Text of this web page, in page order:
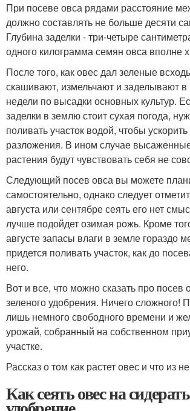
При посеве овса рядами расстояние
должно составлять не больше десяти
Глубина заделки - три-четыре
одного килограмма семян овса вполне
После того, как овес дал зеленые
скашивают, измельчают и заделывают в
недели по высадки основных культур.
заделки в землю стоит сухая погода,
поливать участок водой, чтобы
разложения. В ином случае
растения будут чувствовать себя не
Следующий посев овса вы можете
самостоятельно, однако следует
августа или сентябре сеять его нет
лучше подойдет озимая рожь. Кроме
августе запасы влаги в земле гораздо
придется поливать участок, как до
него.
Вот и все, что можно сказать про посев
зеленого удобрения. Ничего сложного!
лишь немного свободного времени и
урожай, собранный на собственном
участке.
Рассказ о том как растет овес и что из
Как сеять овес на